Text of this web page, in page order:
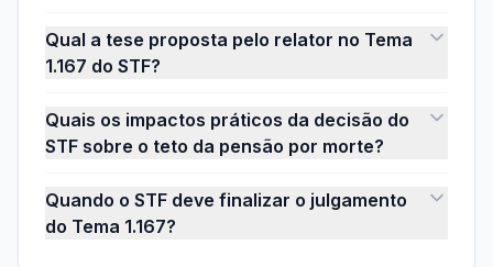
Qual a tese proposta pelo relator no Tema
1.167 do STF?
Quais os impactos práticos da decisão do
STF sobre o teto da pensão por morte?
Quando o STF deve finalizar o julgamento
do Tema 1.167?